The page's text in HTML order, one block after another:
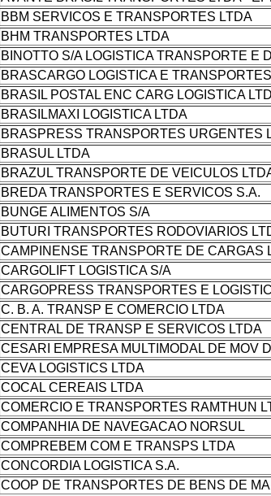
BBM SERVICOS E TRANSPORTES LTDA
BHM TRANSPORTES LTDA
BINOTTO S/A LOGISTICA TRANSPORTE E
BRASCARGO LOGISTICA E
BRASIL POSTAL ENC CARG LOGISTICA
BRASILMAXI LOGISTICA LTDA
BRASPRESS TRANSPORTES URGENTES
BRASUL LTDA
BRAZUL TRANSPORTE DE VEICULOS
BREDA TRANSPORTES E SERVICOS S.A.
BUNGE ALIMENTOS S/A
BUTURI TRANSPORTES RODOVIARIOS
CAMPINENSE TRANSPORTE DE CARGAS
CARGOLIFT LOGISTICA S/A
CARGOPRESS TRANSPORTES E
C. B. A. TRANSP E COMERCIO LTDA
CENTRAL DE TRANSP E SERVICOS LTDA
CESARI EMPRESA MULTIMODAL DE MOV
CEVA LOGISTICS LTDA
COCAL CEREAIS LTDA
COMERCIO E TRANSPORTES RAMTHUN
COMPANHIA DE NAVEGACAO NORSUL
COMPREBEM COM E TRANSPS LTDA
CONCORDIA LOGISTICA S.A.
COOP DE TRANSPORTES DE BENS DE